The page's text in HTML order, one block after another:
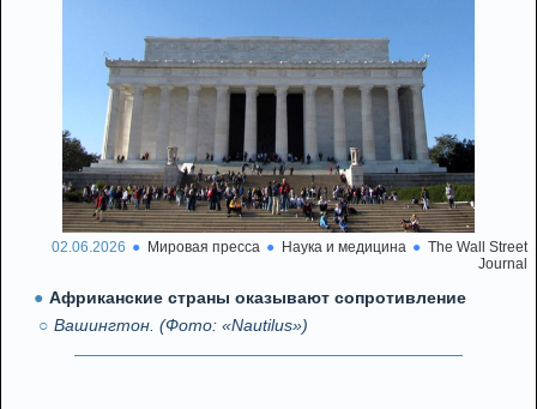
02.06.2026 Мировая пресса Наука и медицина
The Wall Street
Journal
Африканские страны оказывают сопротивление
Вашингтон. (Фото: «Nautilus»)